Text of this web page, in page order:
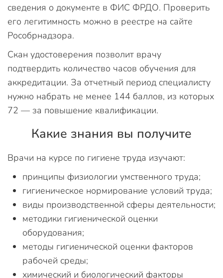
сведения о документе в ФИС ФРДО. Проверить
его легитимность можно в реестре на сайте
Рособрнадзора.
Скан удостоверения позволит врачу
подтвердить количество часов обучения для
аккредитации. За отчетный период специалисту
нужно набрать не менее 144 баллов, из которых
72 — за повышение квалификации.
Какие знания вы получите
Врачи на курсе по гигиене труда изучают:
принципы физиологии умственного труда;
гигиеническое нормирование условий труда;
виды производственной сферы деятельности;
методики гигиенической оценки
оборудования;
методы гигиенической оценки факторов
рабочей среды;
химический и биологический факторы